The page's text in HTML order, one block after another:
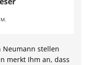
Neumann stellen
merkt Ihm an, dass